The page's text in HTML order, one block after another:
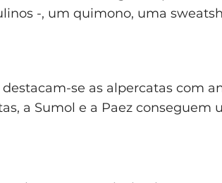
-, um quimono, uma
se as alpercatas com
a Sumol e a Paez